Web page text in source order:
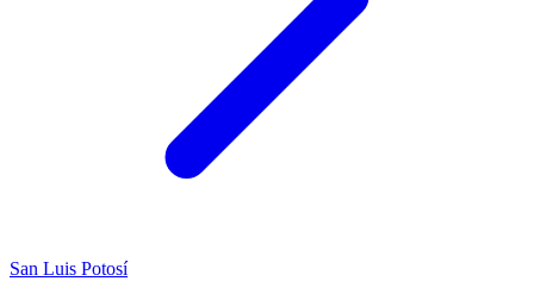
San Luis Potosí